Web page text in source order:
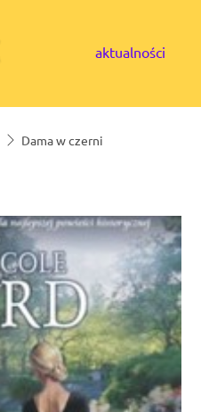
aktualności
Dama w czerni